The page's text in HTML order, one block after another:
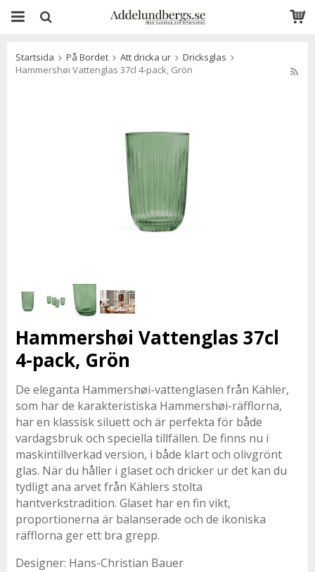
Startsida På Bordet Att dricka ur
Dricksglas
Hammershøi Vattenglas 37cl 4-pack, Grön
Hammershøi Vattenglas 37cl
4-pack, Grön
De eleganta Hammershøi-vattenglasen från Kähler,
som har de karakteristiska Hammershøi-räfflorna,
har en klassisk siluett och är perfekta för både
vardagsbruk och speciella tillfällen. De finns nu i
maskintillverkad version, i både klart och olivgrönt
glas. När du håller i glaset och dricker ur det kan du
tydligt ana arvet från Kählers stolta
hantverkstradition. Glaset har en fin vikt,
proportionerna är balanserade och de ikoniska
räfflorna ger ett bra grepp.
Designer: Hans-Christian Bauer